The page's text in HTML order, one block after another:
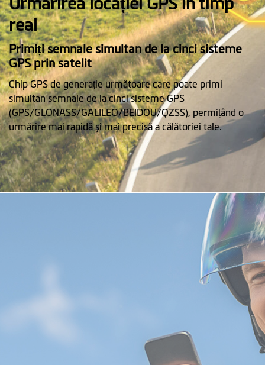
real
Primiți semnale simultan de la cinci sisteme
GPS prin satelit
Chip GPS de generație următoare care poate primi
simultan semnale de la cinci sisteme GPS
(GPS/GLONASS/GALILEO/BEIDOU/QZSS), permițând o
urmărire mai rapidă și mai precisă a călătoriei tale.